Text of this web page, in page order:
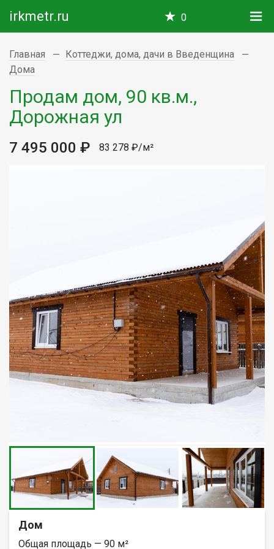
irkmetr.ru 0
Главная
Коттеджи, дома, дачи в Введенщина
Дома
Продам дом, 90 кв.м.,
Дорожная ул
7 495 000 ₽ 83 278 ₽/м²
Дом
Общая площадь — 90 м²